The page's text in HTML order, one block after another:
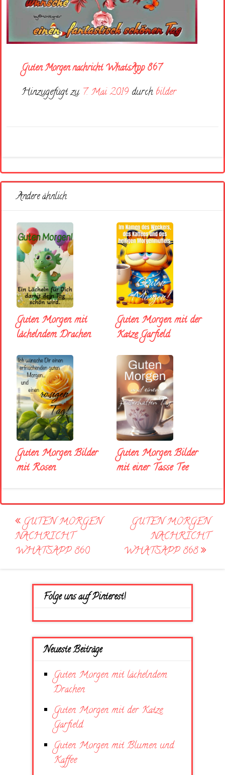
Guten Morgen nachricht WhatsApp 867
Hinzugefügt zu 7. Mai 2019 durch bilder
Andere ähnlich
Guten Morgen mit
lächelndem Drachen
Guten Morgen mit der
Katze Garfield
Guten Morgen Bilder
mit Rosen
Guten Morgen Bilder
mit einer Tasse Tee
Post
navigation
GUTEN MORGEN
NACHRICHT
WHATSAPP 860
GUTEN MORGEN
NACHRICHT
WHATSAPP 868
Folge uns auf Pinterest!
Neueste Beiträge
Guten Morgen mit lächelndem
Drachen
Guten Morgen mit der Katze
Garfield
Guten Morgen mit Blumen und
Kaffee